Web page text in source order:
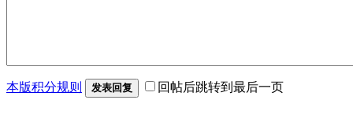
本版积分规则 发表回复 回帖后跳转到最后一页